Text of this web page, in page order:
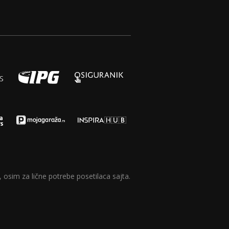
za lične potrebe posetilaca sajta.